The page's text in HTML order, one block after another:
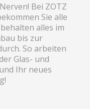
Bei ZOTZ
Sie alle
alles im
bis zur
So arbeiten
Glas- und
Ihr neues